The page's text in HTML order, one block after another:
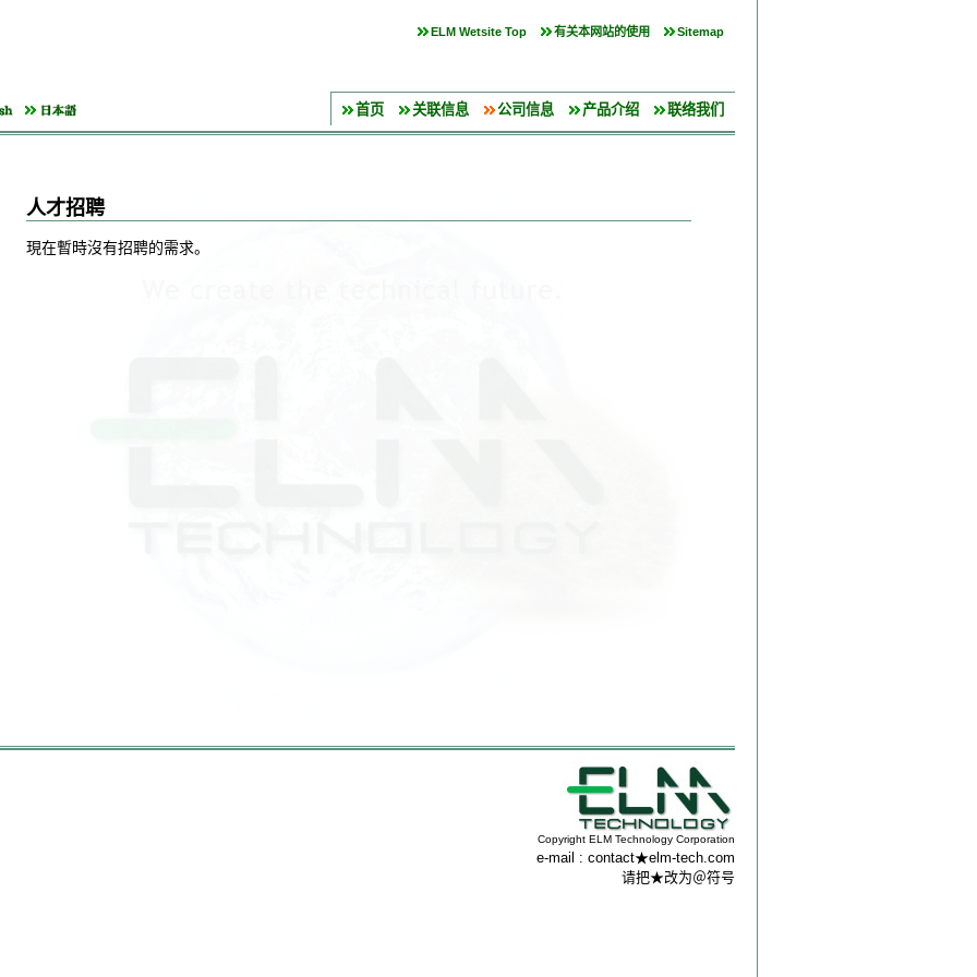
ELM Wetsite Top 有关本网站的使用 Sitemap
首页 关联信息 公司信息 产品介绍 联络我们
人才招聘
現在暫時沒有招聘的需求。
Copyright ELM Technology Corporation
e-mail : contact★elm-tech.com
请把★改为＠符号